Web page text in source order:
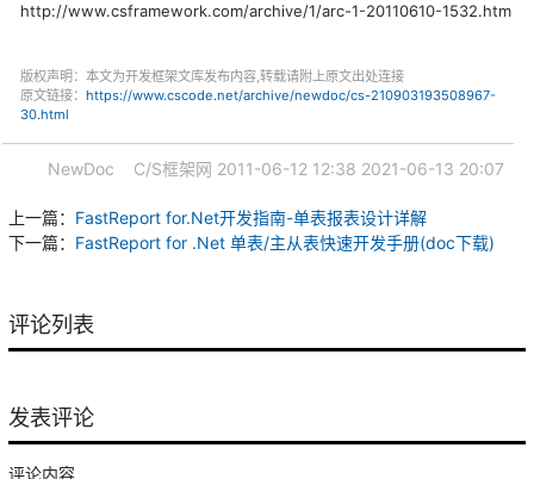
http://www.csframework.com/archive/1/arc-1-20110610-1532.htm
版权声明：本文为开发框架文库发布内容,转载请附上原文出处连接
原文链接： https://www.cscode.net/archive/newdoc/cs-210903193508967-
30.html
NewDoc C/S框架网 2011-06-12 12:38 2021-06-13 20:07
上一篇： FastReport for.Net开发指南-单表报表设计详解
下一篇： FastReport for .Net 单表/主从表快速开发手册(doc下载)
评论列表
发表评论
评论内容